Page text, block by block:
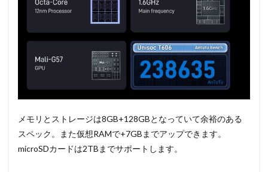
メモリとストレージは8GB+128GBとなっていて余裕のある
スペック。また仮想RAMで+7GBまでアップできます。
microSDカードは2TBまでサポートします。